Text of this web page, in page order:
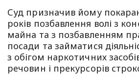
Суд призначив йому
років позбавлення волі з
майна та з позбавленням
посади та займатися
з обігом наркотичних
речовин і прекурсорів